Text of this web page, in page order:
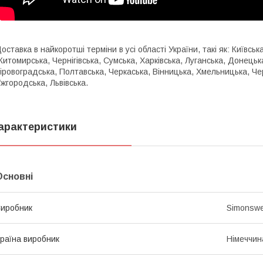
в найкоротші терміни в усі області України, такі як:
Чернігівська, Сумська, Харківська, Луганська,
Полтавська, Черкаська, Вінницька, Хмельницька,
Львівська.
виробник